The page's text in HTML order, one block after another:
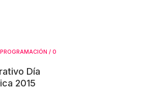
PROGRAMACIÓN / 0
Día
2015